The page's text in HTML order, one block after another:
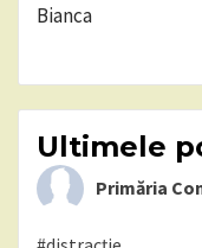
Bianca
Ultimele
Primăria